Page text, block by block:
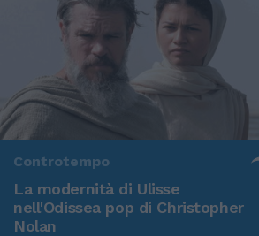
Controtempo
La modernità di Ulisse
nell'Odissea pop di Christopher
Nolan